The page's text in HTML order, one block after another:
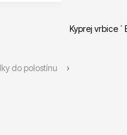
Cibuloviny
do polostínu
Kyprej vrbice ´